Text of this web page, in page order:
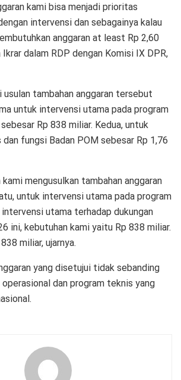
kami bisa menjadi prioritas
intervensi dan sebagainya kalau
anggaran at least Rp 2,60
dalam RDP dengan Komisi IX DPR,
usulan tambahan anggaran tersebut
untuk intervensi utama pada program
Rp 838 miliar. Kedua, untuk
fungsi Badan POM sebesar Rp 1,76
mengusulkan tambahan anggaran
untuk intervensi utama pada program
utama terhadap dukungan
ini, kebutuhan kami yaitu Rp 838 miliar.
miliar, ujarnya.
yang disetujui tidak sebanding
dan program teknis yang